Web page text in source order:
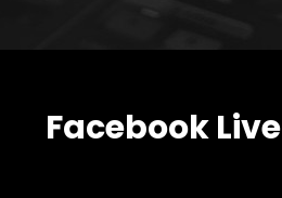
Facebook Live